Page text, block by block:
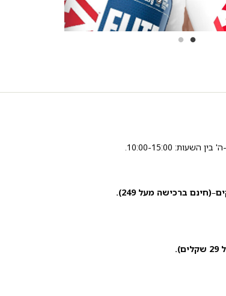
10:00-15:00.
–(חינם ברכישה מעל 249).